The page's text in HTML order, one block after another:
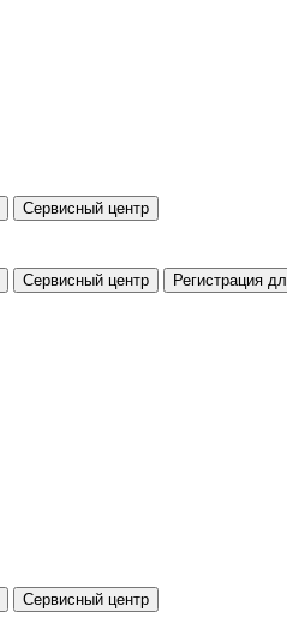
Сервисный центр
Сервисный центр
Сервисный центр